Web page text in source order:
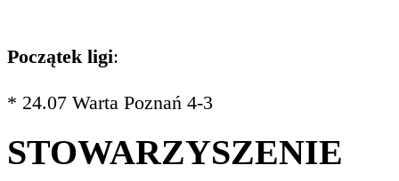
Początek ligi:
* 24.07 Warta Poznań 4-3
STOWARZYSZENIE